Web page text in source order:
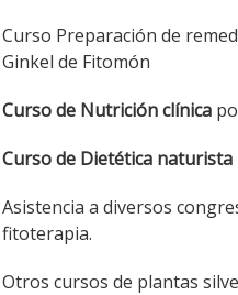
Curso Preparación de
Ginkel de Fitomón
Curso de Nutrición clínica
Curso de Dietética naturista
Asistencia a diversos
fitoterapia.
Otros cursos de plantas